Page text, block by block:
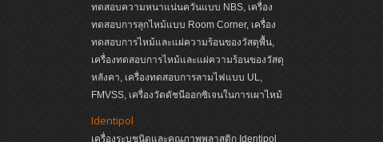
ทดสอบความหนาแน่นควันแบบ NBS, เครื่อง
ทดสอบการลุกไหม้แบบ Room Corner, เครื่อง
ทดสอบการไหม้และแผ่ความร้อนของวัสดุพื้น,
เครื่องทดสอบการไหม้และแผ่ความร้อนของวัสดุ
หลังคา, เครื่องทดสอบการลามไฟแบบ UL,
FMVSS, เครื่องวัดดัชนีออกซิเจนในการเผาไหม้
Identipol
เครื่องระบุชนิดและคุณภาพพลาสติก Identipol